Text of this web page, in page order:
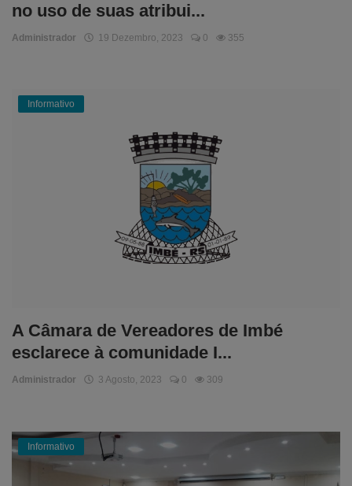
no uso de suas atribui...
Administrador 19 Dezembro, 2023 0 355
Informativo
A Câmara de Vereadores de Imbé
esclarece à comunidade I...
Administrador 3 Agosto, 2023 0 309
Informativo